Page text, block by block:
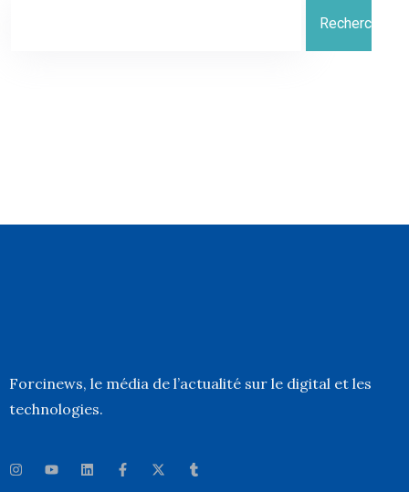
Rechercher
Forcinews, le média de l’actualité sur le digital et les
technologies.